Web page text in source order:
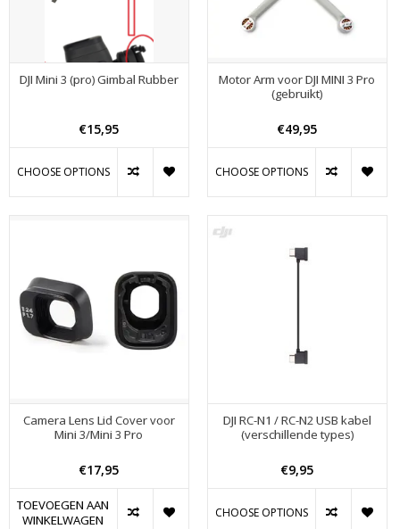
DJI Mini 3 (pro) Gimbal Rubber
€15,95
CHOOSE OPTIONS
Motor Arm voor DJI MINI 3 Pro
(gebruikt)
€49,95
CHOOSE OPTIONS
Camera Lens Lid Cover voor
Mini 3/Mini 3 Pro
€17,95
TOEVOEGEN AAN
WINKELWAGEN
DJI RC-N1 / RC-N2 USB kabel
(verschillende types)
€9,95
CHOOSE OPTIONS